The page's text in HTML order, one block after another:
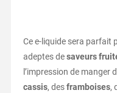
Ce e-liquide sera parfait
adeptes desaveurs
l’impression de manger
cassis, desframboises,